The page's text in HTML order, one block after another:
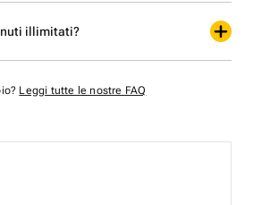
illimitati?
Leggi tutte le nostre FAQ